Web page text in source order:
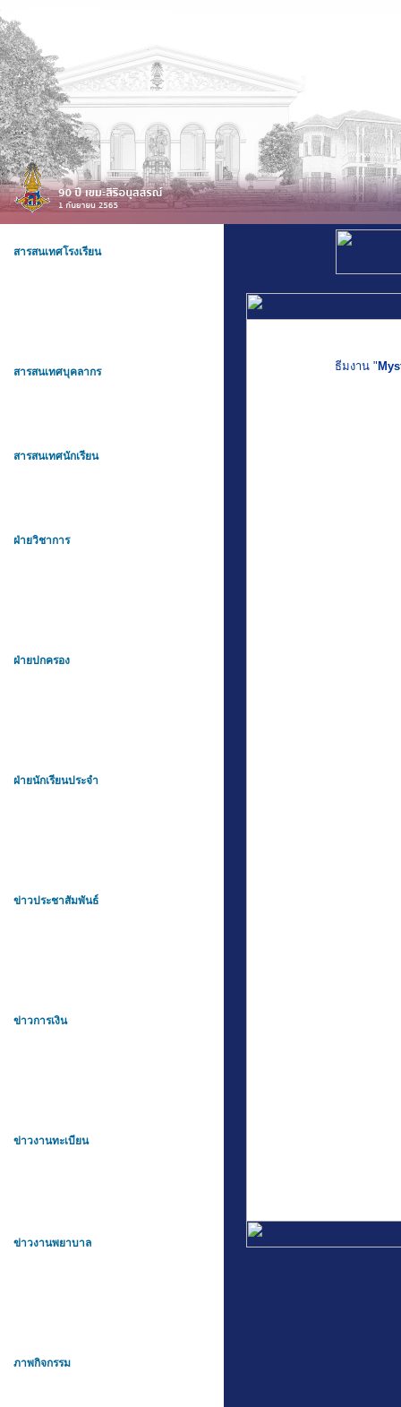
สารสนเทศโรงเรียน
สารสนเทศบุคลากร
สารสนเทศนักเรียน
ฝ่ายวิชาการ
ฝ่ายปกครอง
ฝ่ายนักเรียนประจำ
ข่าวประชาสัมพันธ์
ข่าวการเงิน
ข่าวงานทะเบียน
ข่าวงานพยาบาล
ภาพกิจกรรม
ธีมงาน "